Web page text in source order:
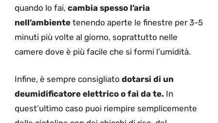
quando lo fai, cambia spesso l’aria
nell’ambiente tenendo aperte le finestre per 3-5
minuti più volte al giorno, soprattutto nelle
camere dove è più facile che si formi l’umidità.
Infine, è sempre consigliato dotarsi di un
deumidificatore elettrico o fai da te. In
quest’ultimo caso puoi riempire semplicemente